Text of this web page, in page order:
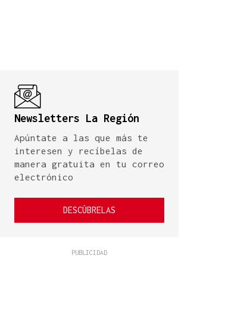
Newsletters La Región
Apúntate a las que más te
interesen y recíbelas de
manera gratuita en tu correo
electrónico
DESCÚBRELAS